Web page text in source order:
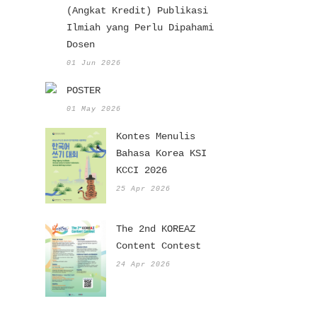
(Angkat Kredit) Publikasi
Ilmiah yang Perlu Dipahami
Dosen
01 Jun 2026
POSTER
01 May 2026
Kontes Menulis
Bahasa Korea KSI
KCCI 2026
25 Apr 2026
The 2nd KOREAZ
Content Contest
24 Apr 2026